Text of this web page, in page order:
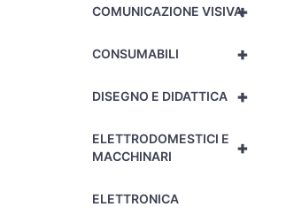
+
COMUNICAZIONE VISIVA
+
CONSUMABILI
+
DISEGNO E DIDATTICA
+
ELETTRODOMESTICI E
MACCHINARI
ELETTRONICA